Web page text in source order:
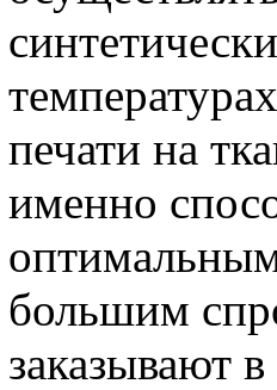
печати на
именно
большим
заказывают